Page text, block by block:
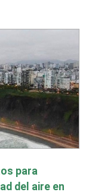
para
del aire en